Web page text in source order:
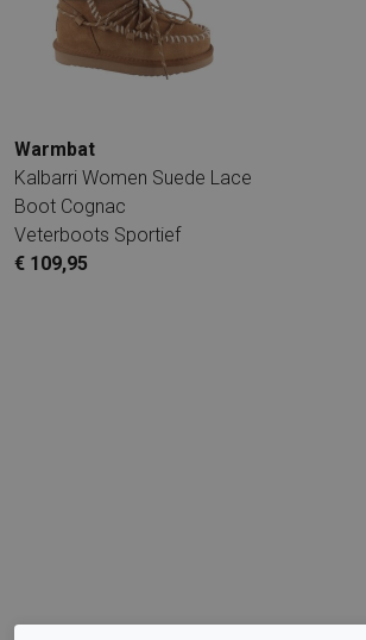
Warmbat
Kalbarri Women Suede Lace
Boot Cognac
Veterboots Sportief
€ 109,95